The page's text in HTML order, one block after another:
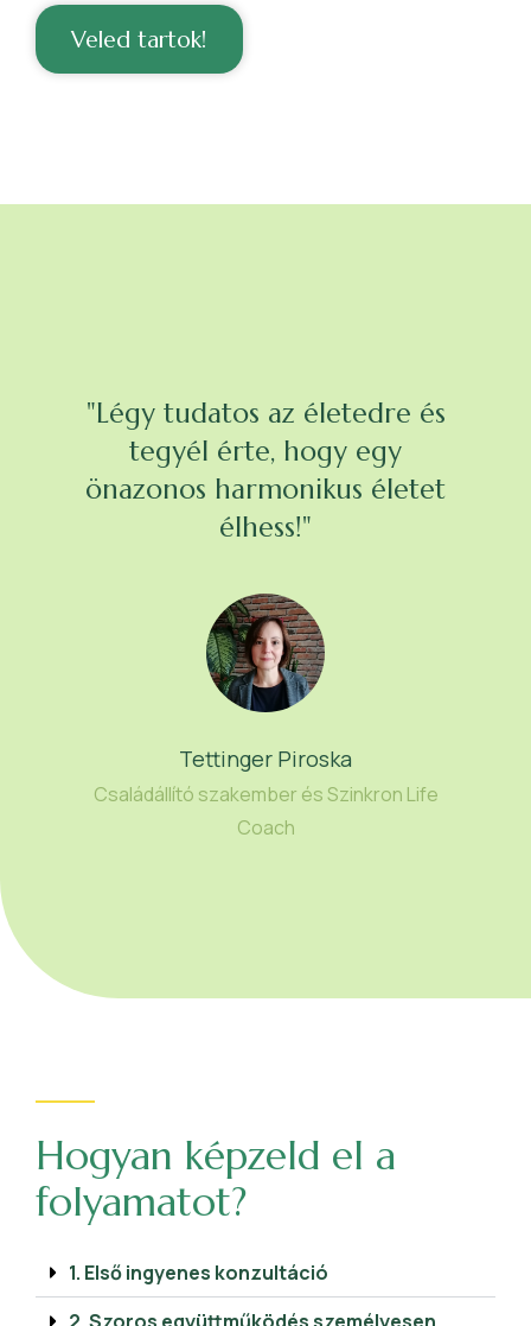
Veled tartok!
"Légy tudatos az életedre és
tegyél érte, hogy egy
önazonos harmonikus életet
élhess!"
Tettinger Piroska
Családállító szakember és Szinkron Life
Coach
Hogyan képzeld el a
folyamatot?
1. Első ingyenes konzultáció